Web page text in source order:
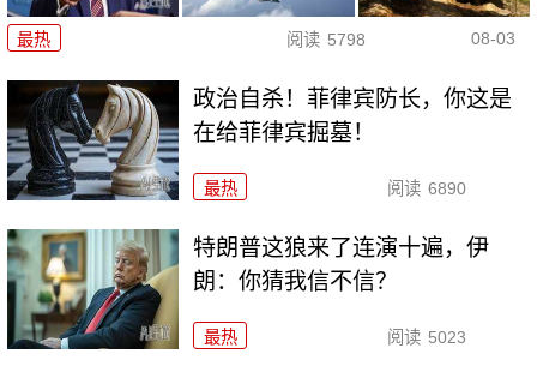
最热 阅读 5798 08-03
政治自杀！菲律宾防长，你这是
在给菲律宾掘墓！
最热 阅读 6890
特朗普这狼来了连演十遍，伊
朗：你猜我信不信？
最热 阅读 5023